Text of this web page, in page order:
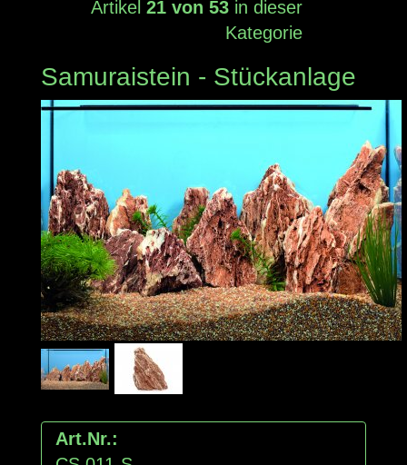
Artikel21 von 53 in dieser
Kategorie
Samuraistein - Stückanlage
Art.Nr.: